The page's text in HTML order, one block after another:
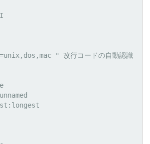
" 改行コードの自動認識